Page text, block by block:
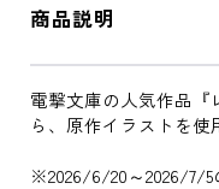
商品説明
電撃文庫の人気作品
ら、原作イラストを使
※2026/6/20～2026/7/5